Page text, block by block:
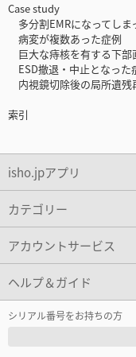
Case study
多分割EMRになってしま
病変が複数あった症例
巨大な痔核を有する下部
ESD撤退・中止となった
内視鏡切除後の局所遺残
索引
isho.jpアプリ
カテゴリー
アカウントサービス
ヘルプ＆ガイド
シリアル番号をお持ちの方